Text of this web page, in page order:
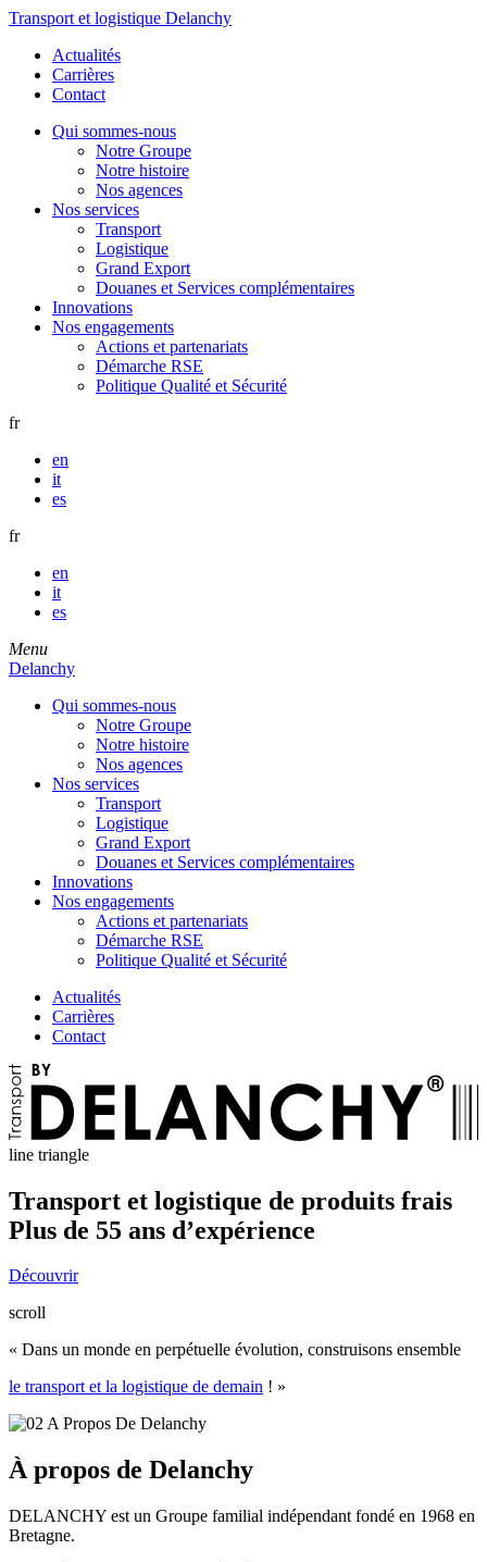
Transport et logistique Delanchy
Actualités
Carrières
Contact
Qui sommes-nous
Notre Groupe
Notre histoire
Nos agences
Nos services
Transport
Logistique
Grand Export
Douanes et Services complémentaires
Innovations
Nos engagements
Actions et partenariats
Démarche RSE
Politique Qualité et Sécurité
fr
en
it
es
fr
en
it
es
Menu
Delanchy
Qui sommes-nous
Notre Groupe
Notre histoire
Nos agences
Nos services
Transport
Logistique
Grand Export
Douanes et Services complémentaires
Innovations
Nos engagements
Actions et partenariats
Démarche RSE
Politique Qualité et Sécurité
Actualités
Carrières
Contact
line triangle
Transport et logistique de produits frais
Plus de 55 ans d’expérience
Découvrir
scroll
« Dans un monde en perpétuelle évolution, construisons ensemble
le transport et la logistique de demain ! »
À propos de Delanchy
DELANCHY est un Groupe familial indépendant fondé en 1968 en
Bretagne.